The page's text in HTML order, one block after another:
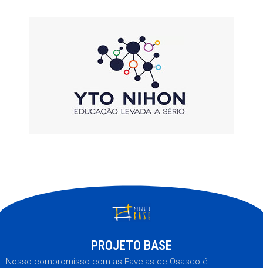
PROJETO BASE
Nosso compromisso com as Favelas de Osasco é